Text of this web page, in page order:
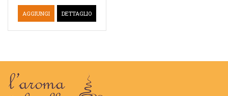
AGGIUNGI DETTAGLIO